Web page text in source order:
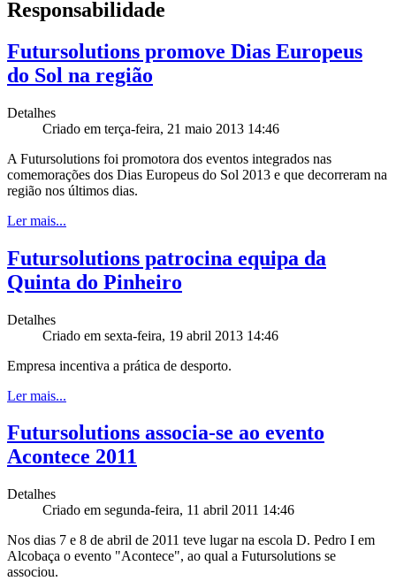
Responsabilidade
Futursolutions promove Dias Europeus
do Sol na região
Detalhes
Criado em terça-feira, 21 maio 2013 14:46
A Futursolutions foi promotora dos eventos integrados nas
comemorações dos Dias Europeus do Sol 2013 e que decorreram na
região nos últimos dias.
Ler mais...
Futursolutions patrocina equipa da
Quinta do Pinheiro
Detalhes
Criado em sexta-feira, 19 abril 2013 14:46
Empresa incentiva a prática de desporto.
Ler mais...
Futursolutions associa-se ao evento
Acontece 2011
Detalhes
Criado em segunda-feira, 11 abril 2011 14:46
Nos dias 7 e 8 de abril de 2011 teve lugar na escola D. Pedro I em
Alcobaça o evento "Acontece", ao qual a Futursolutions se
associou.